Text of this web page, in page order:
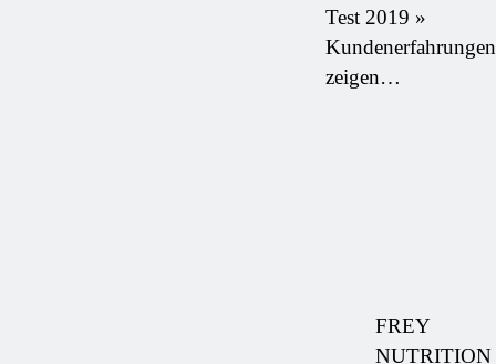
Test 2019 »
Kundenerfahrungen
zeigen…
FREY
NUTRITION